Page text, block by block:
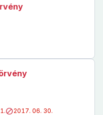
2017. 06. 30.